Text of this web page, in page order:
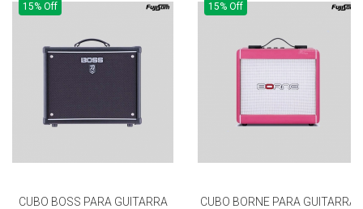
15% Off
CUBO BOSS PARA GUITARRA
15% Off
CUBO BORNE PARA GUITARRA